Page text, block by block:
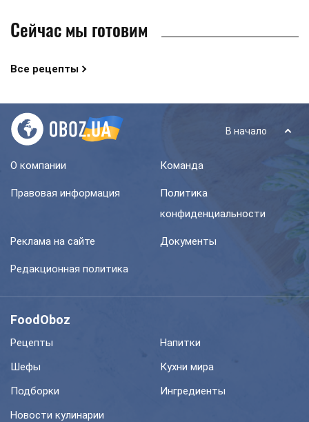
Сейчас мы готовим
Все рецепты
В начало
О компании Команда
Правовая информация
Политика
конфиденциальности
Реклама на сайте Документы
Редакционная политика
FoodOboz
Рецепты
Напитки
Шефы
Кухни мира
Подборки
Ингредиенты
Новости кулинарии